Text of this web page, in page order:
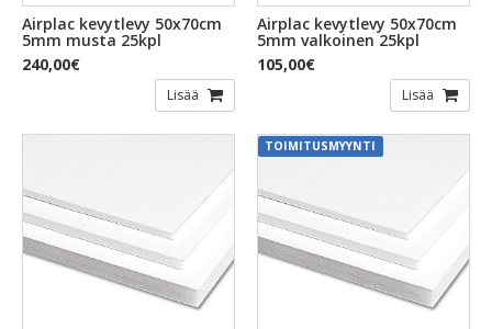
Airplac kevytlevy 50x70cm
5mm musta 25kpl
240,00€
Lisää
Airplac kevytlevy 50x70cm
5mm valkoinen 25kpl
105,00€
Lisää
TOIMITUSMYYNTI